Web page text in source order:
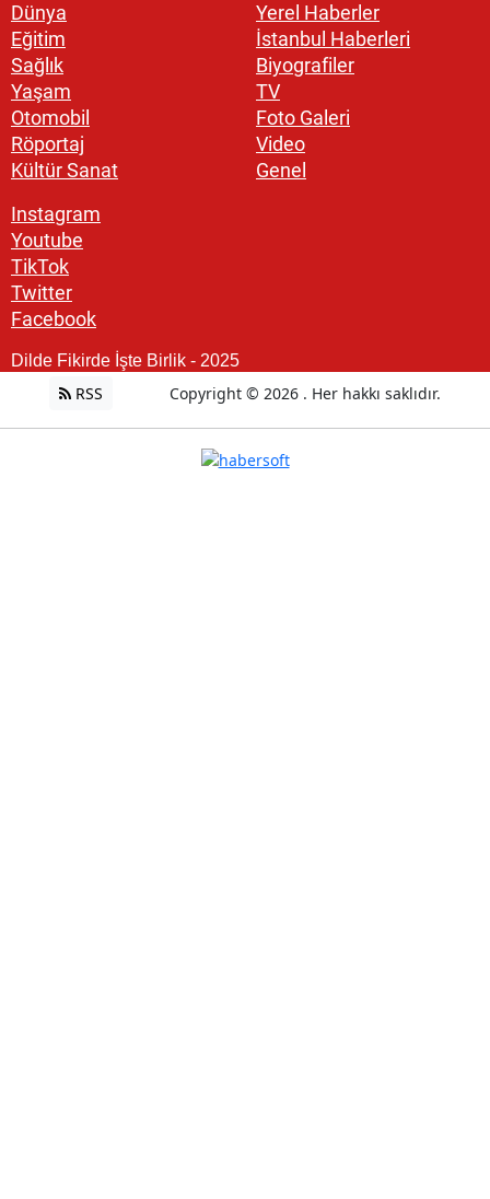
Dünya
Eğitim
Sağlık
Yaşam
Otomobil
Röportaj
Kültür Sanat
Yerel Haberler
İstanbul Haberleri
Biyografiler
TV
Foto Galeri
Video
Genel
Instagram
Youtube
TikTok
Twitter
Facebook
Dilde Fikirde İşte Birlik - 2025
RSS Copyright © 2026 . Her hakkı saklıdır.